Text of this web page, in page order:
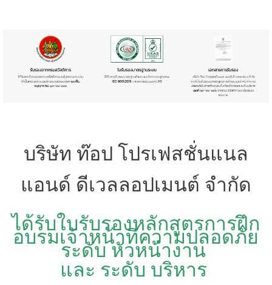
บริษัท ท๊อป โปรเฟสชั่นแนล
แอนด์ ดีเวลลอปเมนต์ จำกัด
ได้รับใบรับรองหลักสูตรการฝึก
อบรมเจ้าหน้าที่ความปลอดภัย
ระดับ หัวหน้างาน
และ ระดับ บริหาร